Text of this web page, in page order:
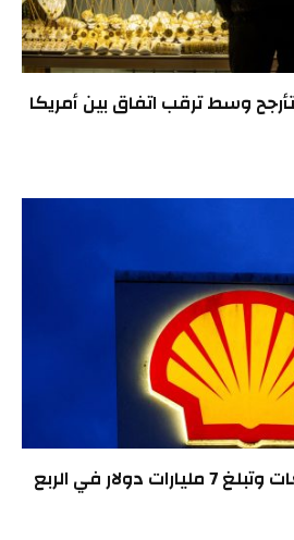
وسط ترقب اتفاق بين أمريكا
أرباح شل تتجاوز التوقعات وتبلغ 7 مليارات دولار في الربع